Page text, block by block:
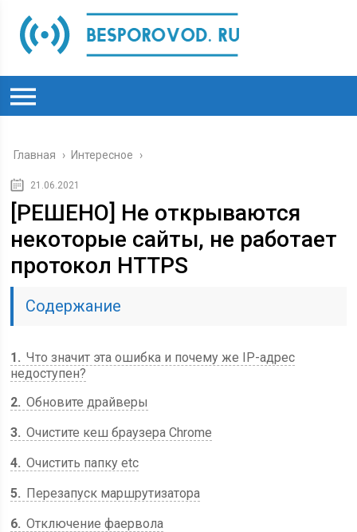
Главная › Интересное ›
21.06.2021
[РЕШЕНО] Не открываются
некоторые сайты, не работает
протокол HTTPS
Содержание
1
Что значит эта ошибка и почему же IP-адрес
недоступен?
2 Обновите драйверы
3 Очистите кеш браузера Chrome
4 Очистить папку etc
5
Перезапуск маршрутизатора
6 Отключение фаервола